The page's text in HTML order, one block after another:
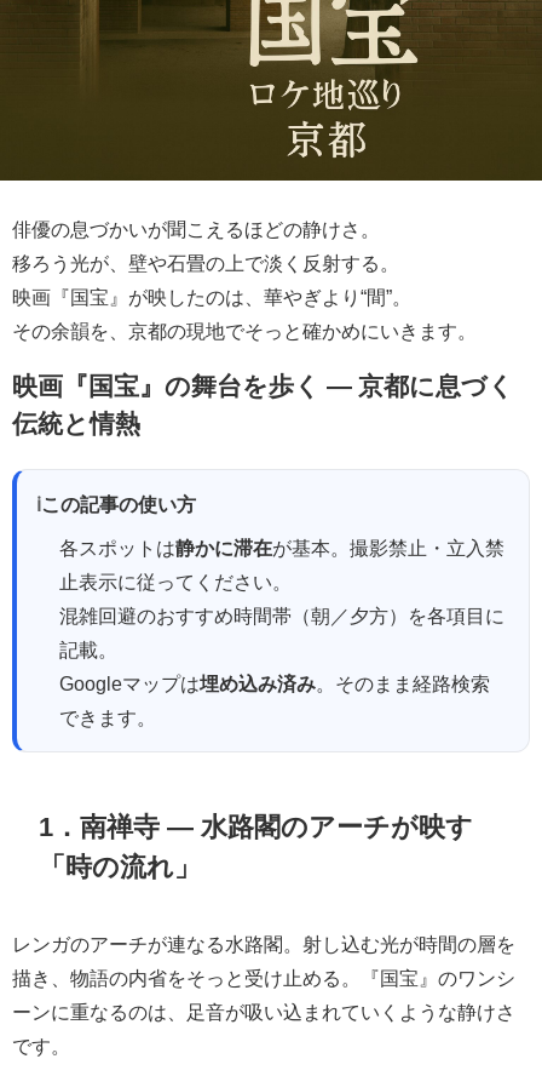
俳優の息づかいが聞こえるほどの静けさ。
移ろう光が、壁や石畳の上で淡く反射する。
映画『国宝』が映したのは、華やぎより“間”。
その余韻を、京都の現地でそっと確かめにいきます。
映画『国宝』の舞台を歩く ― 京都に息づく
伝統と情熱
ℹこの記事の使い方
各スポットは静かに滞在が基本。撮影禁止・立入禁
止表示に従ってください。
混雑回避のおすすめ時間帯（朝／夕方）を各項目に
記載。
Googleマップは埋め込み済み 。そのまま経路検索
できます。
1．南禅寺 ― 水路閣のアーチが映す
「時の流れ」
レンガのアーチが連なる水路閣。射し込む光が時間の層を
描き、物語の内省をそっと受け止める。『国宝』のワンシ
ーンに重なるのは、足音が吸い込まれていくような静けさ
です。